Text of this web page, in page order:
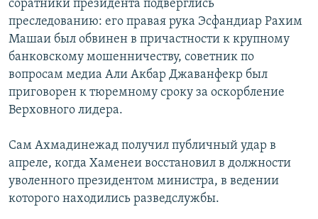
соратники президента подверглись
преследованию: его правая рука Эсфандиар Рахим
Машаи был обвинен в причастности к крупному
банковскому мошенничеству, советник по
вопросам медиа Али Акбар Джаванфекр был
приговорен к тюремному сроку за оскорбление
Верховного лидера.
Сам Ахмадинежад получил публичный удар в
апреле, когда Хаменеи восстановил в должности
уволенного президентом министра, в ведении
которого находились разведслужбы.